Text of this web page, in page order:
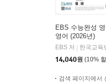
EBS 수능완성
영어 (2026년)
EBS 저
한국교육방
14,040원 (10%
검색 페이지에서